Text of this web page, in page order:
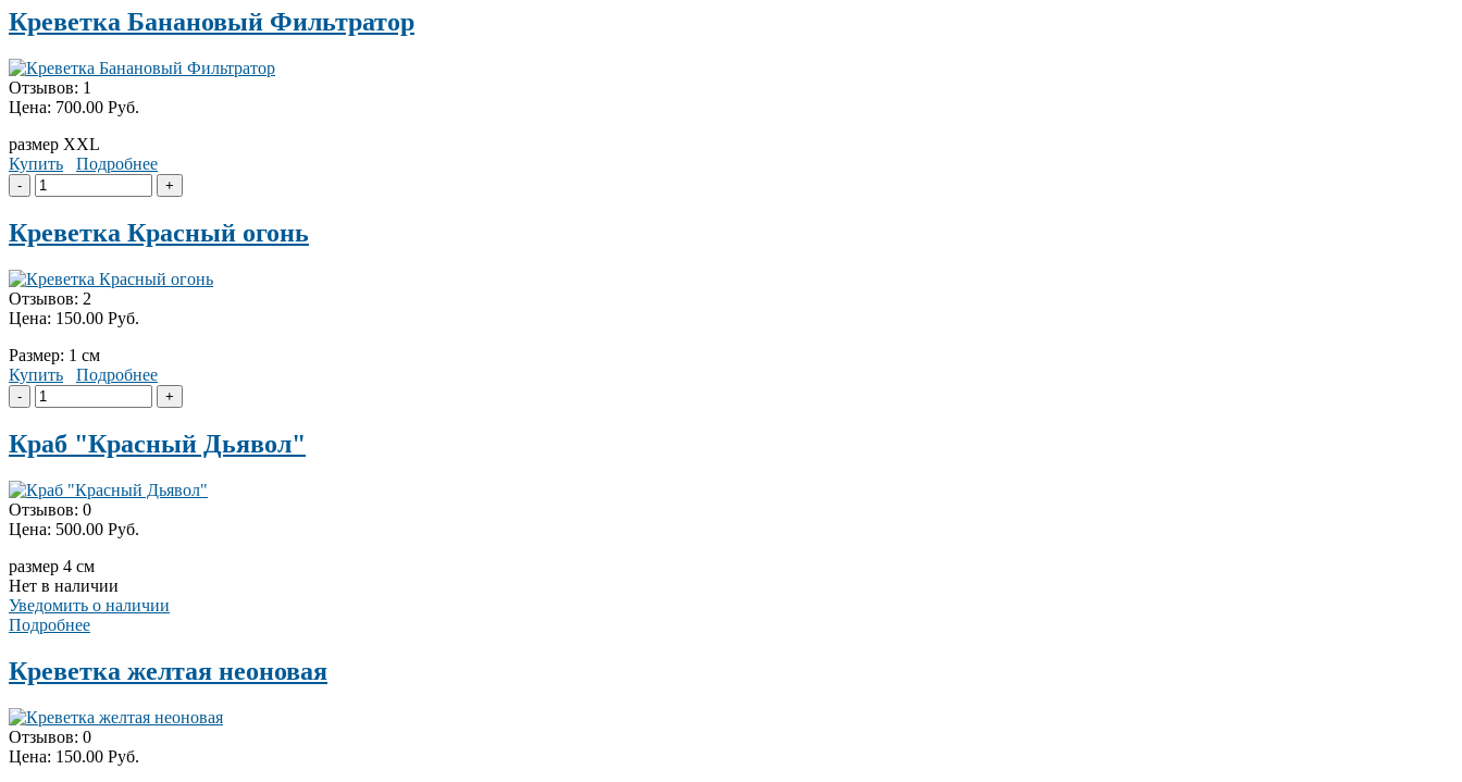
Креветка Банановый Фильтратор
Отзывов: 1
Цена: 700.00 Руб.
размер XXL
Купить
Подробнее
Креветка Красный огонь
Отзывов: 2
Цена: 150.00 Руб.
Размер: 1 см
Купить
Подробнее
Краб "Красный Дьявол"
Отзывов: 0
Цена: 500.00 Руб.
размер 4 см
Нет в наличии
Уведомить о наличии
Подробнее
Креветка желтая неоновая
Отзывов: 0
Цена: 150.00 Руб.